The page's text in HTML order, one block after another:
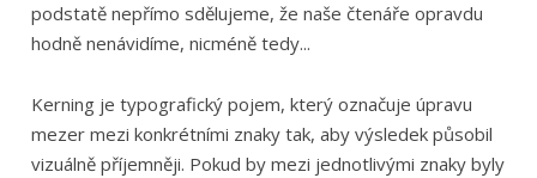
podstatě nepřímo sdělujeme, že naše čtenáře opravdu
hodně nenávidíme, nicméně tedy...
Kerning je typografický pojem, který označuje úpravu
mezer mezi konkrétními znaky tak, aby výsledek působil
vizuálně příjemněji. Pokud by mezi jednotlivými znaky byly